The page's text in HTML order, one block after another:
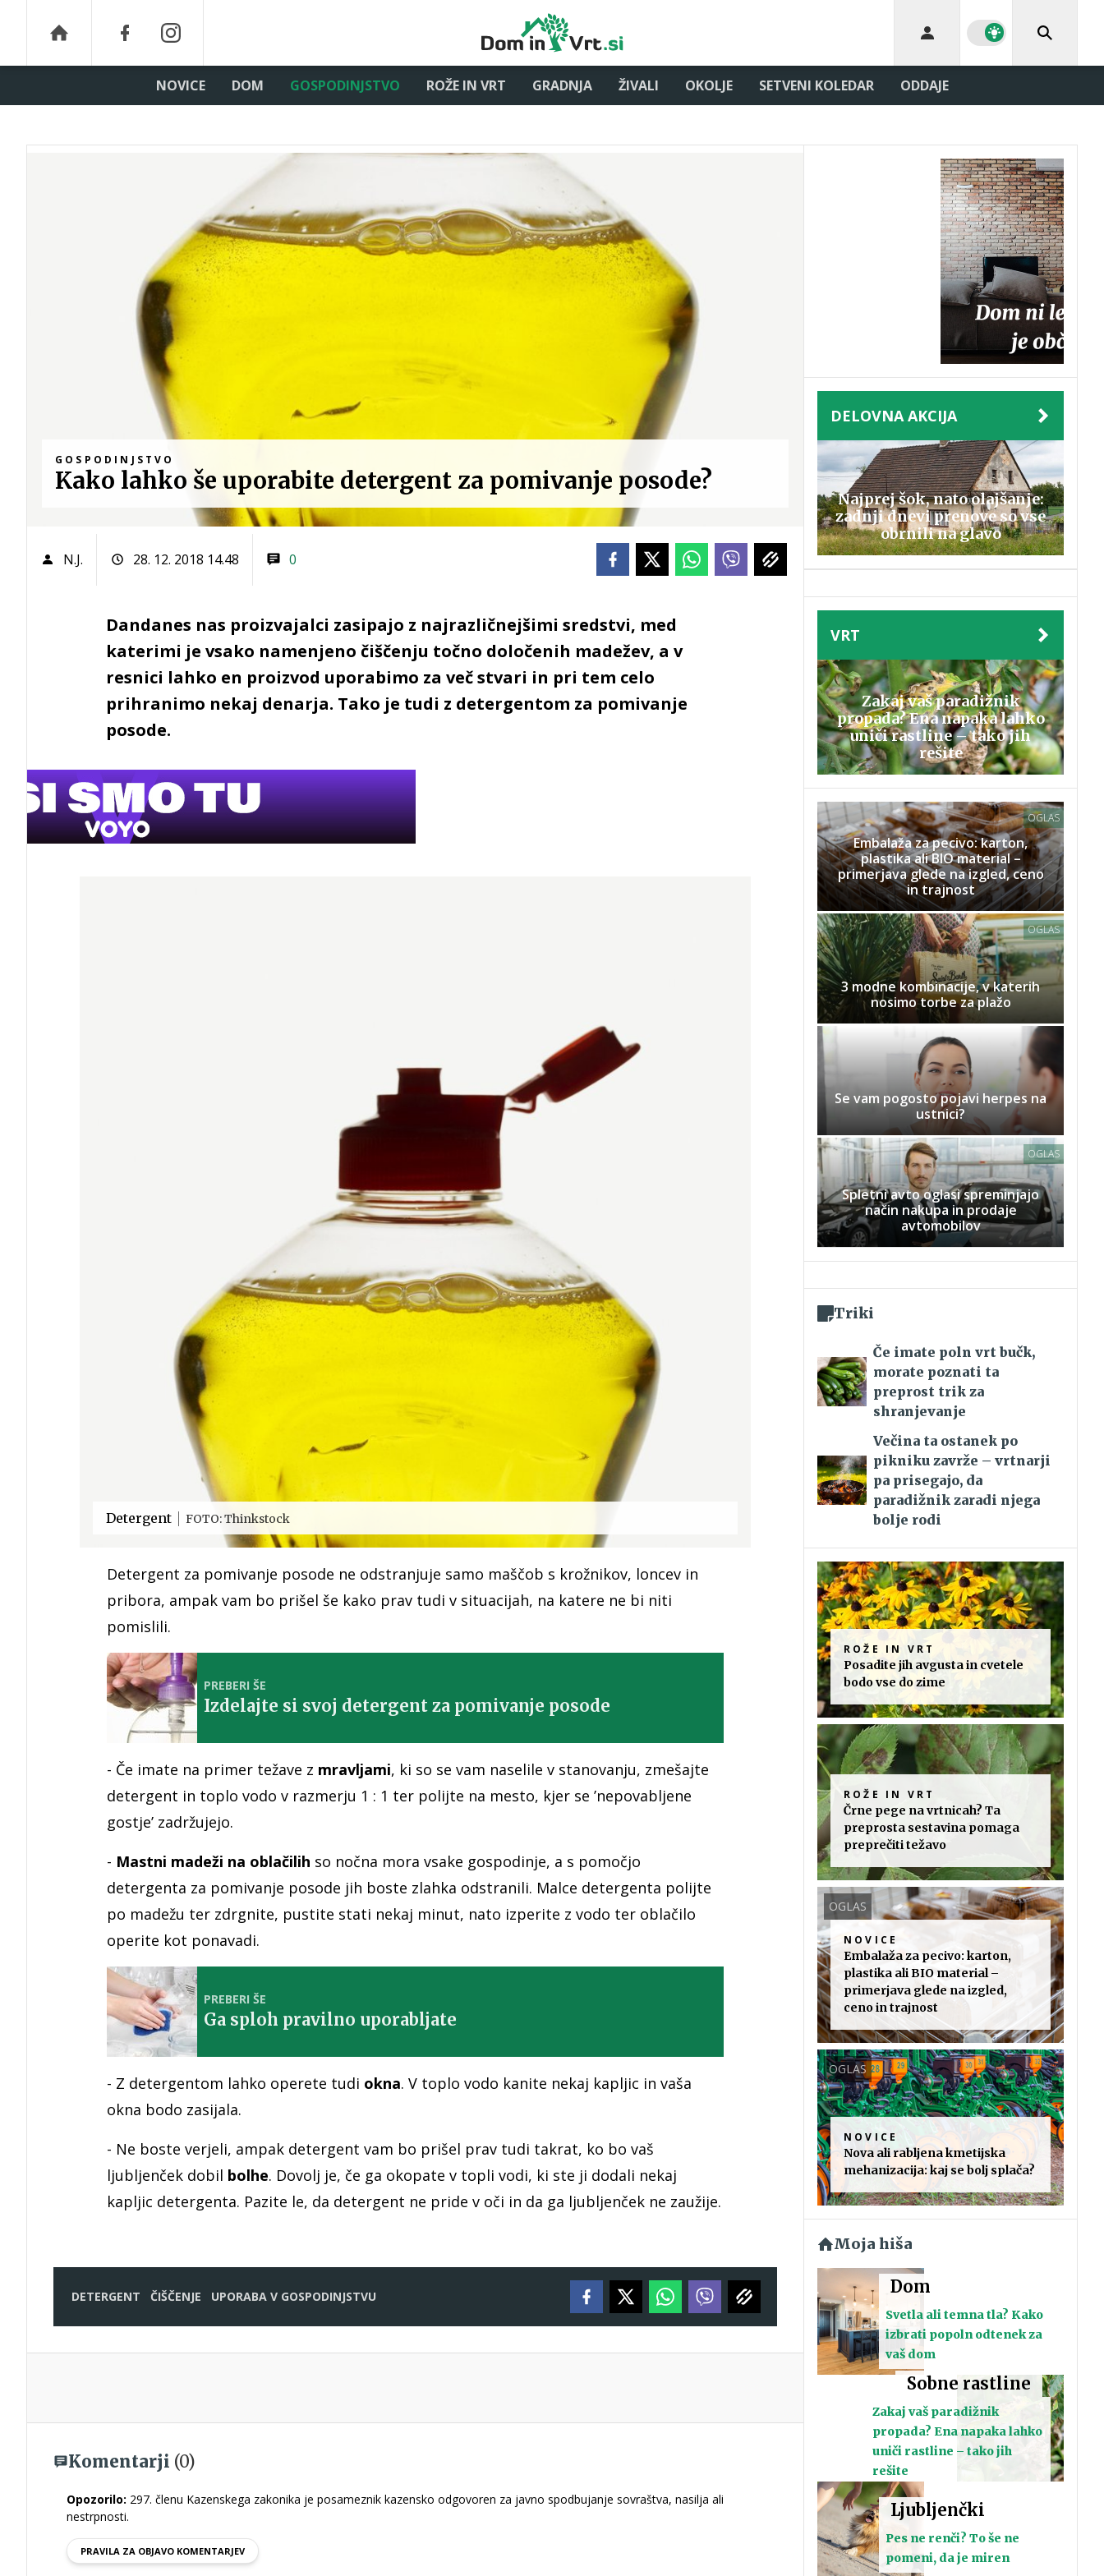
NOVICE DOM GOSPODINJSTVO ROŽE IN VRT GRADNJA ŽIVALI OKOLJE SETVENI KOLEDAR ODDAJE
GOSPODINJSTVO
Kako lahko še uporabite detergent za pomivanje posode?
N.J. 28. 12. 2018 14.48 0
Dandanes nas proizvajalci zasipajo z najrazličnejšimi sredstvi, med
katerimi je vsako namenjeno čiščenju točno določenih madežev, a v
resnici lahko en proizvod uporabimo za več stvari in pri tem celo
prihranimo nekaj denarja. Tako je tudi z detergentom za pomivanje
posode.
Detergent FOTO: Thinkstock
Detergent za pomivanje posode ne odstranjuje samo maščob s krožnikov, loncev in
pribora, ampak vam bo prišel še kako prav tudi v situacijah, na katere ne bi niti
pomislili.
PREBERI ŠE
Izdelajte si svoj detergent za pomivanje posode
- Če imate na primer težave z mravljami, ki so se vam naselile v stanovanju, zmešajte
detergent in toplo vodo v razmerju 1 : 1 ter polijte na mesto, kjer se ’nepovabljene
gostje’ zadržujejo.
- Mastni madeži na oblačilih so nočna mora vsake gospodinje, a s pomočjo
detergenta za pomivanje posode jih boste zlahka odstranili. Malce detergenta polijte
po madežu ter zdrgnite, pustite stati nekaj minut, nato izperite z vodo ter oblačilo
operite kot ponavadi.
PREBERI ŠE
Ga sploh pravilno uporabljate
- Z detergentom lahko operete tudi okna. V toplo vodo kanite nekaj kapljic in vaša
okna bodo zasijala.
- Ne boste verjeli, ampak detergent vam bo prišel prav tudi takrat, ko bo vaš
ljubljenček dobil bolhe. Dovolj je, če ga okopate v topli vodi, ki ste ji dodali nekaj
kapljic detergenta. Pazite le, da detergent ne pride v oči in da ga ljubljenček ne zaužije.
DETERGENT ČIŠČENJE UPORABA V GOSPODINJSTVU
Komentarji (0)
Opozorilo: 297. členu Kazenskega zakonika je posameznik kazensko odgovoren za javno spodbujanje sovraštva, nasilja ali
nestrpnosti.
PRAVILA ZA OBJAVO KOMENTARJEV
DELOVNA AKCIJA
Najprej šok, nato olajšanje:
zadnji dnevi prenove so vse
obrnili na glavo
VRT
Zakaj vaš paradižnik
propada? Ena napaka lahko
uniči rastline – tako jih
rešite
OGLAS
Embalaža za pecivo: karton,
plastika ali BIO material –
primerjava glede na izgled, ceno
in trajnost
OGLAS
3 modne kombinacije, v katerih
nosimo torbe za plažo
Se vam pogosto pojavi herpes na
ustnici?
OGLAS
Spletni avto oglasi spreminjajo
način nakupa in prodaje
avtomobilov
Triki
Če imate poln vrt bučk,
morate poznati ta
preprost trik za
shranjevanje
Večina ta ostanek po
pikniku zavrže – vrtnarji
pa prisegajo, da
paradižnik zaradi njega
bolje rodi
ROŽE IN VRT
Posadite jih avgusta in cvetele
bodo vse do zime
ROŽE IN VRT
Črne pege na vrtnicah? Ta
preprosta sestavina pomaga
preprečiti težavo
OGLAS
NOVICE
Embalaža za pecivo: karton,
plastika ali BIO material –
primerjava glede na izgled,
ceno in trajnost
OGLAS
NOVICE
Nova ali rabljena kmetijska
mehanizacija: kaj se bolj splača?
Moja hiša
Dom
Svetla ali temna tla? Kako
izbrati popoln odtenek za
vaš dom
Sobne rastline
Zakaj vaš paradižnik
propada? Ena napaka lahko
uniči rastline – tako jih
rešite
Ljubljenčki
Pes ne renči? To še ne
pomeni, da je miren